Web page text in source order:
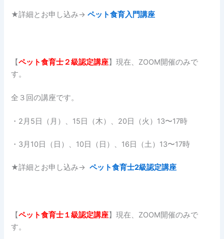
★詳細とお申し込み→ペット食育入門講座
【ペット食育士２級認定講座】現在、ZOOM開催のみで
す。
全３回の講座です。
・2月5日（月）、15日（木）、20日（火）13〜17時
・3月10日（日）、10日（日）、16日（土）13〜17時
★詳細とお申し込み→ペット食育士2級認定講座
【ペット食育士１級認定講座】現在、ZOOM開催のみで
す。